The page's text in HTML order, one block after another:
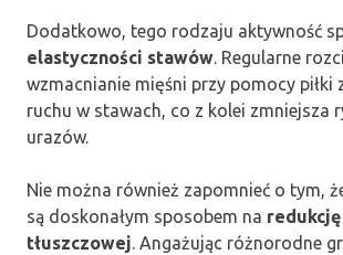
Dodatkowo, tego rodzaju aktywność
elastyczności stawów. Regularne
wzmacnianie mięśni przy pomocy piłki
ruchu w stawach, co z kolei zmniejsza
urazów.
Nie można również zapomnieć o tym,
są doskonałym sposobem na
tłuszczowej. Angażując różnorodne